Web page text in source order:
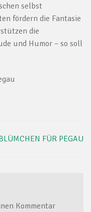
selbst
fördern die Fantasie
die
und Humor – so soll
FÜR PEGAU
Kommentar